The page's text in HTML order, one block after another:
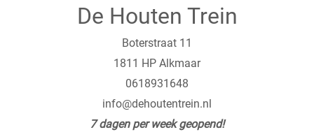
De Houten Trein
Boterstraat 11
1811 HP Alkmaar
0618931648
info@dehoutentrein.nl
7 dagen per week geopend!